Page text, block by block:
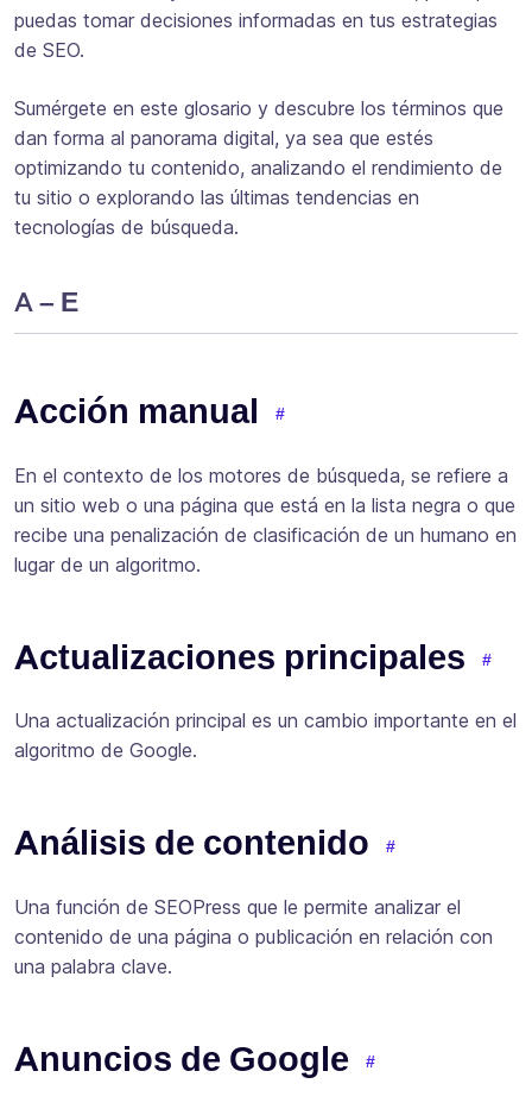
puedas tomar decisiones informadas en tus estrategias
de SEO.
Sumérgete en este glosario y descubre los términos que
dan forma al panorama digital, ya sea que estés
optimizando tu contenido, analizando el rendimiento de
tu sitio o explorando las últimas tendencias en
tecnologías de búsqueda.
A – E
Acción manual
En el contexto de los motores de búsqueda, se refiere a
un sitio web o una página que está en la lista negra o que
recibe una penalización de clasificación de un humano en
lugar de un algoritmo.
Actualizaciones principales
Una actualización principal es un cambio importante en el
algoritmo de Google.
Análisis de contenido
Una función de SEOPress que le permite analizar el
contenido de una página o publicación en relación con
una palabra clave.
Anuncios de Google